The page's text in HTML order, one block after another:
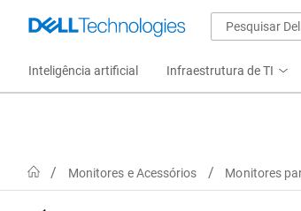
Inteligência artificial Infraestrutura de TI
Home Monitores e Acessórios Monitores